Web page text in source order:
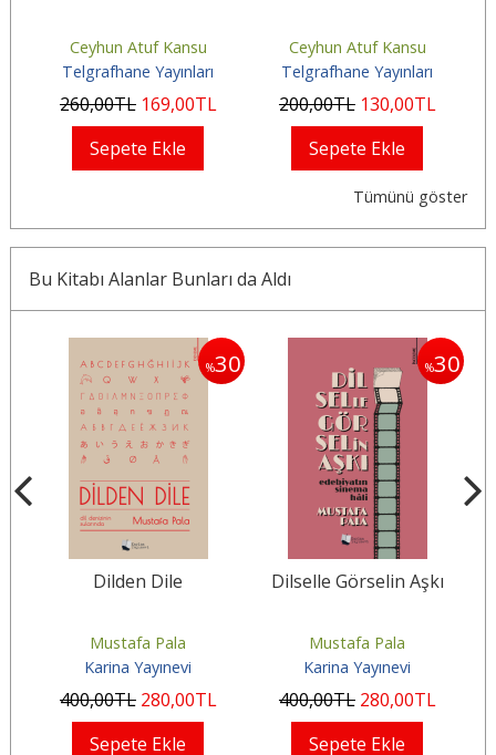
Ceyhun Atuf Kansu
Telgrafhane Yayınları
260,00TL 169,00TL
Sepete Ekle
Ceyhun Atuf Kansu
Telgrafhane Yayınları
200,00TL 130,00TL
Sepete Ekle
Tümünü göster
Bu Kitabı Alanlar Bunları da Aldı
%30
Dilden Dile
Mustafa Pala
Karina Yayınevi
400,00TL 280,00TL
Sepete Ekle
%30
Dilselle Görselin Aşkı
Mustafa Pala
Karina Yayınevi
400,00TL 280,00TL
Sepete Ekle